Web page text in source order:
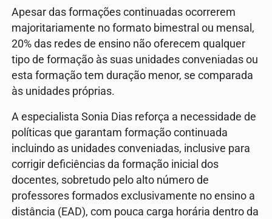
Apesar das formações continuadas ocorrerem
majoritariamente no formato bimestral ou mensal,
20% das redes de ensino não oferecem qualquer
tipo de formação às suas unidades conveniadas ou
esta formação tem duração menor, se comparada
às unidades próprias.
A especialista Sonia Dias reforça a necessidade de
políticas que garantam formação continuada
incluindo as unidades conveniadas, inclusive para
corrigir deficiências da formação inicial dos
docentes, sobretudo pelo alto número de
professores formados exclusivamente no ensino a
distância (EAD), com pouca carga horária dentro da